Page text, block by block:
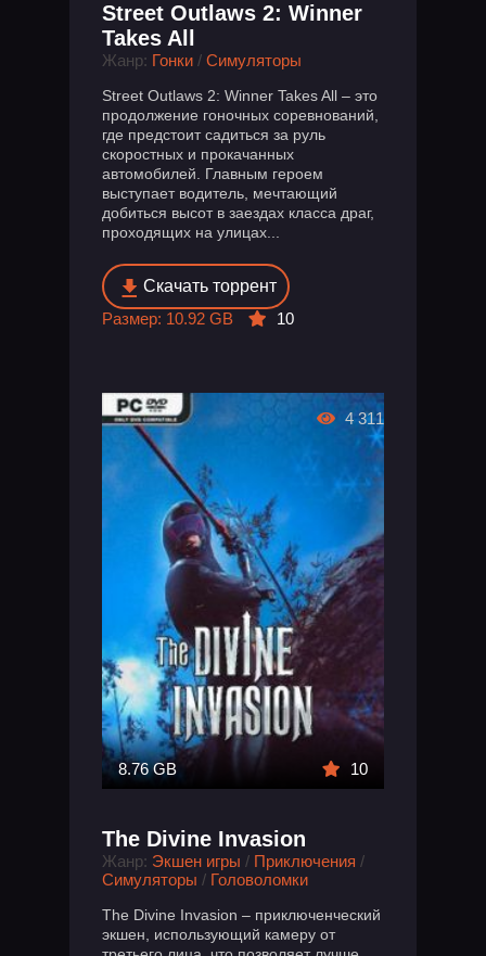
Street Outlaws 2: Winner
Takes All
Жанр: Гонки / Симуляторы
Street Outlaws 2: Winner Takes All – это
продолжение гоночных соревнований,
где предстоит садиться за руль
скоростных и прокачанных
автомобилей. Главным героем
выступает водитель, мечтающий
добиться высот в заездах класса драг,
проходящих на улицах...
Скачать торрент
Размер: 10.92 GB
10
8.76 GB 10
The Divine Invasion
Жанр: Экшен игры / Приключения /
Симуляторы / Головоломки
The Divine Invasion – приключенческий
экшен, использующий камеру от
4 311